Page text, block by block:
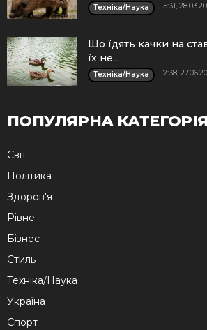
Техніка/Наука 15:31,
Що їдять качки на
їх не...
Техніка/Наука 17:38,
ПОПУЛЯРНА КАТЕГОРІЯ
Cвіт
Політика
Здоров'я
Рівне
Бізнес
Стиль
Техніка/Наука
Україна
Спорт